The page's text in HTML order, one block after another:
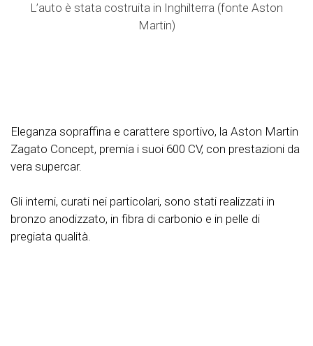
L’auto è stata costruita in Inghilterra (fonte Aston
Martin)
Eleganza sopraffina e carattere sportivo, la Aston Martin
Zagato Concept, premia i suoi 600 CV, con prestazioni da
vera supercar.
Gli interni, curati nei particolari, sono stati realizzati in
bronzo anodizzato, in fibra di carbonio e in pelle di
pregiata qualità.